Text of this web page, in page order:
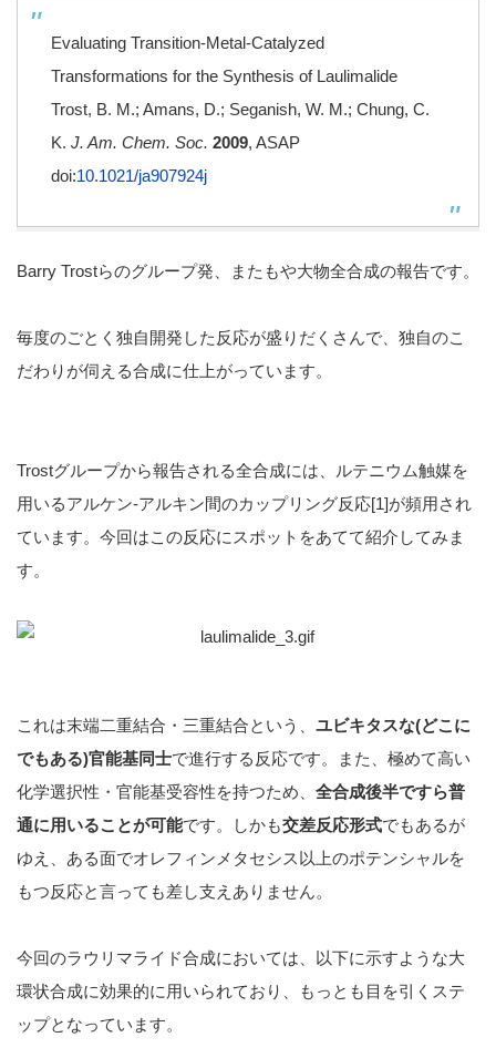
Evaluating Transition-Metal-Catalyzed
Transformations for the Synthesis of Laulimalide
Trost, B. M.; Amans, D.; Seganish, W. M.; Chung, C.
K. J. Am. Chem. Soc. 2009, ASAP
doi:10.1021/ja907924j
Barry Trostらのグループ発、またもや大物全合成の報告です。
毎度のごとく独自開発した反応が盛りだくさんで、独自のこ
だわりが伺える合成に仕上がっています。
Trostグループから報告される全合成には、ルテニウム触媒を
用いるアルケン-アルキン間のカップリング反応[1]が頻用され
ています。今回はこの反応にスポットをあてて紹介してみま
す。
これは末端二重結合・三重結合という、 ユビキタスな(どこに
でもある)官能基同士で進行する反応です。また、極めて高い
化学選択性・官能基受容性を持つため、 全合成後半ですら普
通に用いることが可能です。しかも交差反応形式でもあるが
ゆえ、ある面でオレフィンメタセシス以上のポテンシャルを
もつ反応と言っても差し支えありません。
今回のラウリマライド合成においては、以下に示すような大
環状合成に効果的に用いられており、もっとも目を引くステ
ップとなっています。